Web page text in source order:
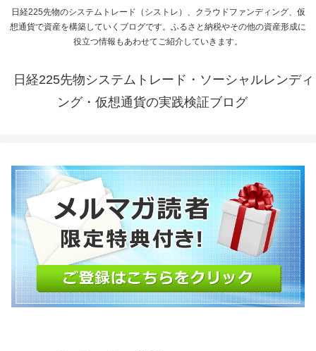
日経225先物のシステムトレード（シストレ）、クラウドファンディング、仮
想通貨で資産を構築していくブログです。ふるさと納税やその他の資産形成に
役立つ情報もあわせてご紹介していきます。
日経225先物システムトレード・ソーシャルレンディ
ング・仮想通貨の実践検証ブログ